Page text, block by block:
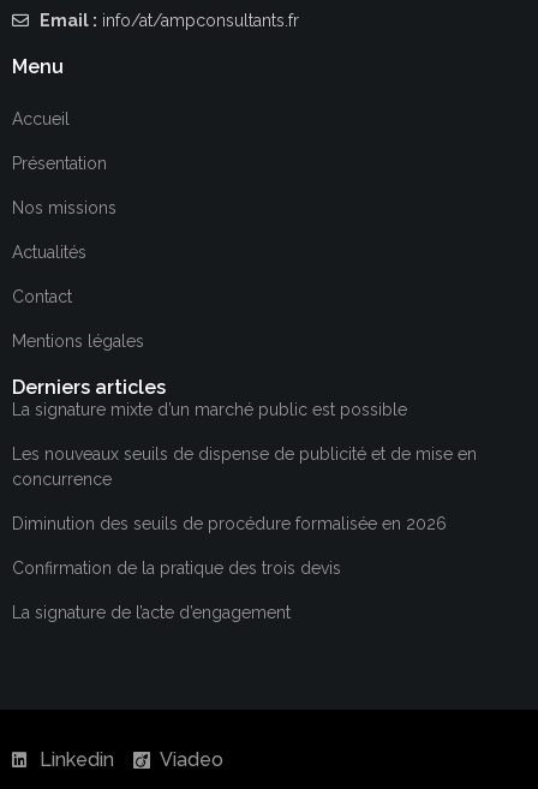
Email : info/at/ampconsultants.fr
Menu
Accueil
Présentation
Nos missions
Actualités
Contact
Mentions légales
Derniers articles
La signature mixte d’un marché public est possible
Les nouveaux seuils de dispense de publicité et de mise en
concurrence
Diminution des seuils de procédure formalisée en 2026
Confirmation de la pratique des trois devis
La signature de l’acte d’engagement
Linkedin Viadeo